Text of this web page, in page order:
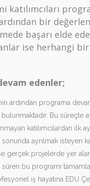
katılımcıları
bir
başarı elde
ise herhangi
edenler;
ardından programa
Bu süreçte
katılımcılardan ilk
sonunda ayrılmak isteyen
ise gerçek projelerde yer
bu programı
iş hayatına EDU